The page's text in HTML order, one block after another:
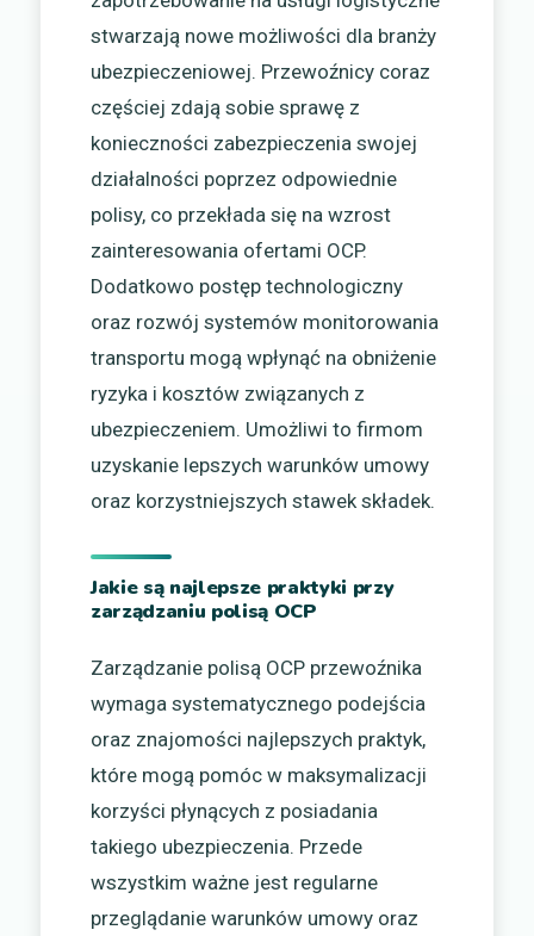
stwarzają nowe możliwości dla branży
ubezpieczeniowej. Przewoźnicy coraz
częściej zdają sobie sprawę z
konieczności zabezpieczenia swojej
działalności poprzez odpowiednie
polisy, co przekłada się na wzrost
zainteresowania ofertami OCP.
Dodatkowo postęp technologiczny
oraz rozwój systemów monitorowania
transportu mogą wpłynąć na obniżenie
ryzyka i kosztów związanych z
ubezpieczeniem. Umożliwi to firmom
uzyskanie lepszych warunków umowy
oraz korzystniejszych stawek składek.
Jakie są najlepsze praktyki przy
zarządzaniu polisą OCP
Zarządzanie polisą OCP przewoźnika
wymaga systematycznego podejścia
oraz znajomości najlepszych praktyk,
które mogą pomóc w maksymalizacji
korzyści płynących z posiadania
takiego ubezpieczenia. Przede
wszystkim ważne jest regularne
przeglądanie warunków umowy oraz